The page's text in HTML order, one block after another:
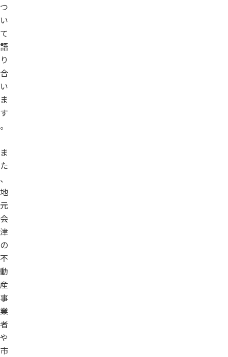
つ
い
て
語
り
合
い
ま
す
。
ま
た
、
地
元
会
津
の
不
動
産
事
業
者
や
市